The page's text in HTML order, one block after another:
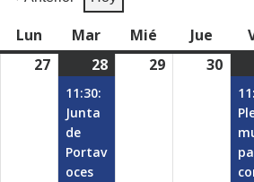
Lun lunesMar martes
Mié miércoles
Jue
27
27,
2026
28
11:30:
Junta
de
Portav
oces
29 30
30,
2026